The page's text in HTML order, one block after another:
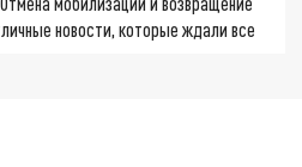
новости, которые ждали все